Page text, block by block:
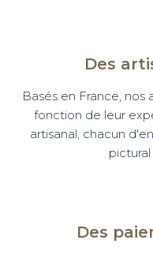
Des
Basés en France,
fonction de leur
artisanal, chacun
Des